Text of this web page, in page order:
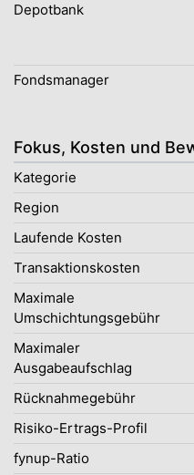
Depotbank
Fondsmanager
Fokus, Kosten und
Kategorie
Region
Laufende Kosten
Transaktionskosten
Maximale
Umschichtungsgebühr
Maximaler
Ausgabeaufschlag
Rücknahmegebühr
Risiko-Ertrags-Profil
fynup-Ratio